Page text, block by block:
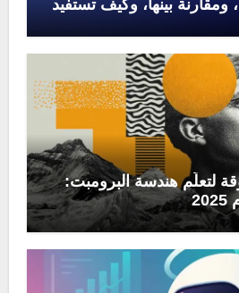
ومقارنة بينها، وكيف تستفيد
لتعلّم هندسة البرومبت: